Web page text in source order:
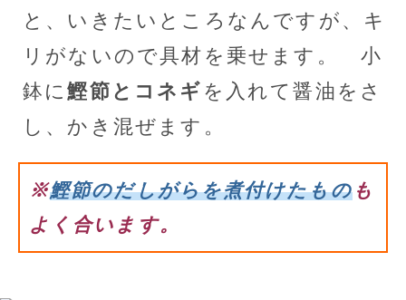
と、いきたいところなんですが、キ
リがないので具材を乗せます。 小
鉢に鰹節とコネギ を入れて醤油をさ
し、かき混ぜます。
※鰹節のだしがらを煮付けたものも
よく合います。